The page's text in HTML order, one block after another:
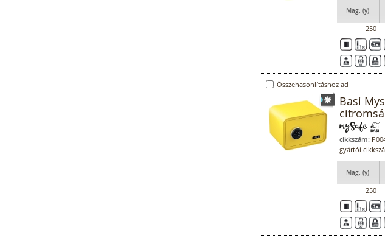
Mag. (y)
250
Összehasonlításhoz ad
Basi
cikkszám:
gyártói
Mag. (y)
250